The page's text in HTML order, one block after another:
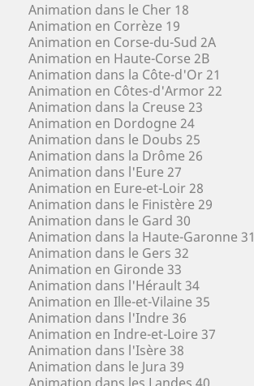
Animation dans le Cher 18
Animation en Corrèze 19
Animation en Corse-du-Sud 2A
Animation en Haute-Corse 2B
Animation dans la Côte-d'Or 21
Animation en Côtes-d'Armor 22
Animation dans la Creuse 23
Animation en Dordogne 24
Animation dans le Doubs 25
Animation dans la Drôme 26
Animation dans l'Eure 27
Animation en Eure-et-Loir 28
Animation dans le Finistère 29
Animation dans le Gard 30
Animation dans la Haute-Garonne 31
Animation dans le Gers 32
Animation en Gironde 33
Animation dans l'Hérault 34
Animation en Ille-et-Vilaine 35
Animation dans l'Indre 36
Animation en Indre-et-Loire 37
Animation dans l'Isère 38
Animation dans le Jura 39